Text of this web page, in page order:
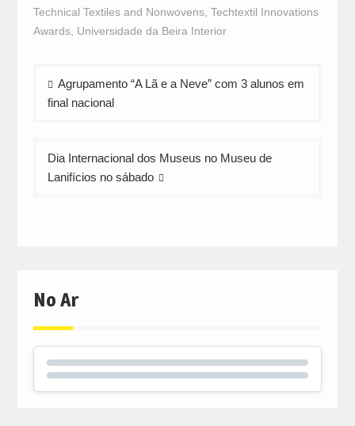
Technical Textiles and Nonwovens, Techtextil Innovations
Awards, Universidade da Beira Interior
Navegação
de
Agrupamento “A Lã e a Neve” com 3 alunos em
final nacional
Dia Internacional dos Museus no Museu de
Lanifícios no sábado
No Ar